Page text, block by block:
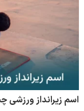
اسم زیرانداز ورزشی